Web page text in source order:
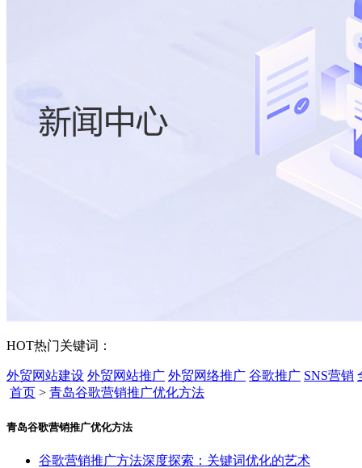
HOT热门关键词：
外贸网站建设 外贸网站推广 外贸网络推广 谷歌推广 SNS营销
首页 > 青岛谷歌营销推广优化方法
青岛谷歌营销推广优化方法
谷歌营销推广方法深度探索：关键词优化的艺术